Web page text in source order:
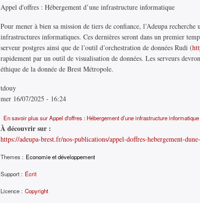
Appel d'offres : Hébergement d’une infrastructure informatique
Pour mener à bien sa mission de tiers de confiance, l’Adeupa recherche
infrastructures informatiques. Ces dernières seront dans un premier
serveur postgres ainsi que de l’outil d’orchestration de données Rudi (
rapidement par un outil de visualisation de données. Les serveurs
éthique de la donnée de Brest Métropole.
tdouy
mer 16/07/2025 - 16:24
En savoir plussur Appel d'offres : Hébergement d’une infrastructure informatique
À découvrir sur :
https://adeupa-brest.fr/nos-publications/appel-doffres-hebergement-
Themes : Economie et développement
Support : Écrit
Licence : Copyright